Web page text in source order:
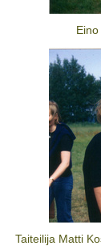
Taiteilija Matti